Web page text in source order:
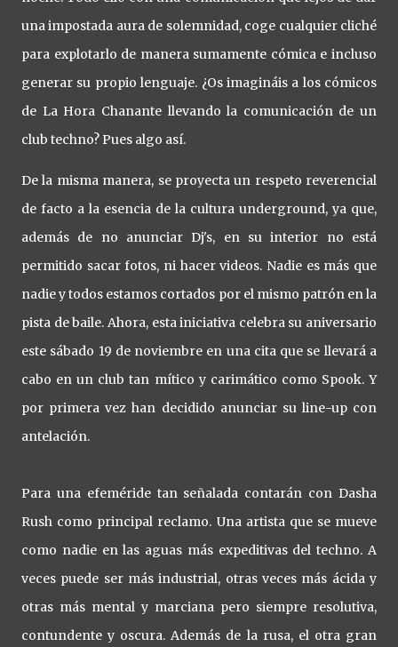
una impostada aura de solemnidad, coge cualquier cliché
para explotarlo de manera sumamente cómica e incluso
generar su propio lenguaje. ¿Os imagináis a los cómicos
de La Hora Chanante llevando la comunicación de un
club techno? Pues algo así.
De la misma manera, se proyecta un respeto reverencial
de facto a la esencia de la cultura underground, ya que,
además de no anunciar Dj's, en su interior no está
permitido sacar fotos, ni hacer videos. Nadie es más que
nadie y todos estamos cortados por el mismo patrón en la
pista de baile. Ahora, esta iniciativa celebra su aniversario
este sábado 19 de noviembre en una cita que se llevará a
cabo en un club tan mítico y carimático como Spook. Y
por primera vez han decidido anunciar su line-up con
antelación.
Para una efeméride tan señalada contarán con Dasha
Rush como principal reclamo. Una artista que se mueve
como nadie en las aguas más expeditivas del techno. A
veces puede ser más industrial, otras veces más ácida y
otras más mental y marciana pero siempre resolutiva,
contundente y oscura. Además de la rusa, el otra gran